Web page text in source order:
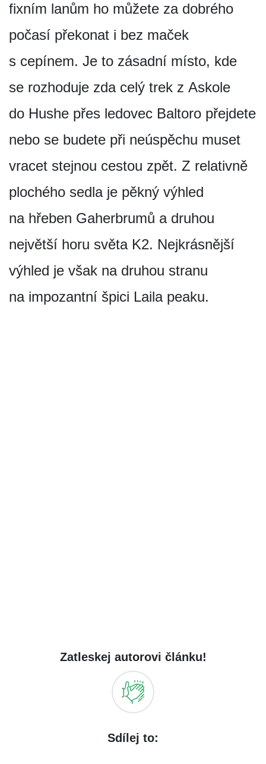
fixním lanům ho můžete za dobrého
počasí překonat i bez maček
s cepínem. Je to zásadní místo, kde
se rozhoduje zda celý trek z Askole
do Hushe přes ledovec Baltoro přejdete
nebo se budete při neúspěchu muset
vracet stejnou cestou zpět. Z relativně
plochého sedla je pěkný výhled
na hřeben Gaherbrumů a druhou
největší horu světa K2. Nejkrásnější
výhled je však na druhou stranu
na impozantní špici Laila peaku.
Zatleskej autorovi článku!
Sdílej to: